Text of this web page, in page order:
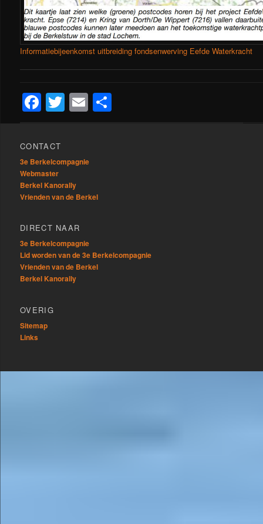
Informatiebijeenkomst uitbreiding fondsenwerving Eefde Waterkracht
Facebook
Twitter
Email
CONTACT
3e Berkelcompagnie
Webmaster
Berkel Kanorally
Vrienden van de Berkel
DIRECT NAAR
3e Berkelcompagnie
Lid worden van de 3e Berkelcompagnie
Vrienden van de Berkel
Berkel Kanorally
OVERIG
Sitemap
Links